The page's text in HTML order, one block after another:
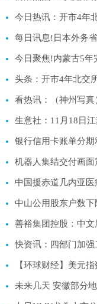
今日热讯：开市4年
今日聚焦!内蒙古5年
头条：开市4年北交
生意社：11月18日
银行信用卡账单分
中国援赤道几内亚
中山公用股东户数
善裕集团控股：中文
快资讯：四部门加
【环球财经】美元
未来几天 安徽部分